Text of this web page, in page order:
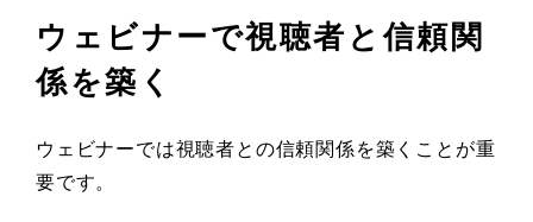
ウェビナーで視聴者と信頼関
係を築く
ウェビナーでは視聴者との信頼関係を築くことが重
要です。